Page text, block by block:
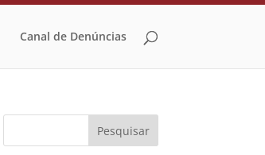
Canal de Denúncias